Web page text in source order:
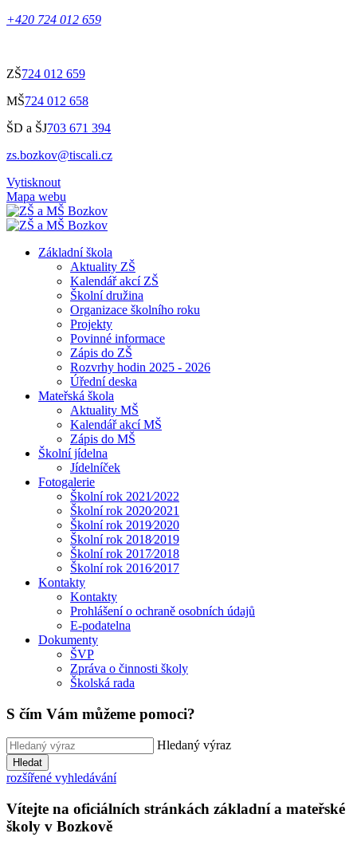
+420 724 012 659
ZŠ724 012 659
MŠ724 012 658
ŠD a ŠJ703 671 394
zs.bozkov@tiscali.cz
Vytisknout
Mapa webu
Základní škola
Aktuality ZŠ
Kalendář akcí ZŠ
Školní družina
Organizace školního roku
Projekty
Povinné informace
Zápis do ZŠ
Rozvrhy hodin 2025 - 2026
Úřední deska
Mateřská škola
Aktuality MŠ
Kalendář akcí MŠ
Zápis do MŠ
Školní jídelna
Jídelníček
Fotogalerie
Školní rok 2021⁄2022
Školní rok 2020⁄2021
Školní rok 2019⁄2020
Školní rok 2018⁄2019
Školní rok 2017⁄2018
Školní rok 2016⁄2017
Kontakty
Kontakty
Prohlášení o ochraně osobních údajů
E-podatelna
Dokumenty
ŠVP
Zpráva o činnosti školy
Školská rada
S čím Vám můžeme pomoci?
Hledaný výraz
Hledat
rozšířené vyhledávání
Vítejte na oficiálních stránkách základní a mateřské
školy v Bozkově